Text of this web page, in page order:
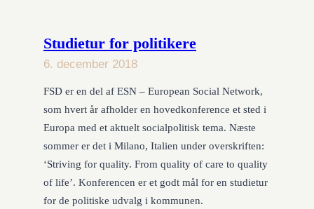
Studietur for politikere
6. december 2018
FSD er en del af ESN – European Social Network,
som hvert år afholder en hovedkonference et sted i
Europa med et aktuelt socialpolitisk tema. Næste
sommer er det i Milano, Italien under overskriften:
‘Striving for quality. From quality of care to quality
of life’. Konferencen er et godt mål for en studietur
for de politiske udvalg i kommunen.